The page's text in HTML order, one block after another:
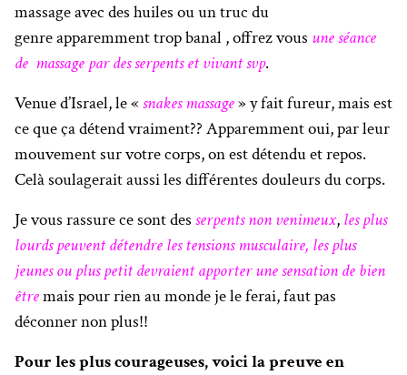
massage avec des huiles ou un truc du
genre apparemment trop banal , offrez vous une séance
de massage par des serpents et vivant svp.
Venue d’Israel, le «snakes massage» y fait fureur, mais est
ce que ça détend vraiment?? Apparemment oui, par leur
mouvement sur votre corps, on est détendu et repos.
Celà soulagerait aussi les différentes douleurs du corps.
Je vous rassure ce sont des serpents non venimeux, les plus
lourds peuvent détendre les tensions musculaire, les plus
jeunes ou plus petit devraient apporter une sensation de bien
êtremais pour rien au monde je le ferai, faut pas
déconner non plus!!
Pour les plus courageuses, voici la preuve en